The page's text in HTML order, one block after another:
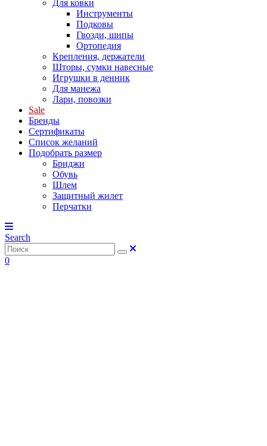
Для ковки
Инструменты
Подковы
Гвозди, шипы
Ортопедия
Крепления, держатели
Шторы, сумки навесные
Игрушки в денник
Для манежа
Лари, повозки
Sale
Бренды
Сертификаты
Список желаний
Подобрать размер
Бриджи
Обувь
Шлем
Защитный жилет
Перчатки
Search
0